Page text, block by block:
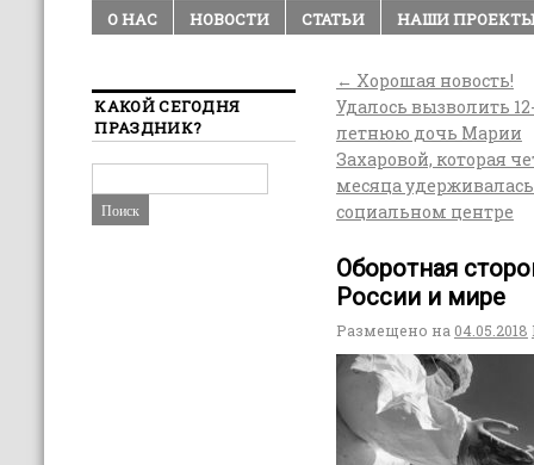
О НАС НОВОСТИ СТАТЬИ НАШИ
← Хорошая новость!
Удалось вызволить
летнюю дочь Марии
Захаровой, которая
месяца
социальном центре
Оборотная
России и мире
Размещено на 04.05.2018
КАКОЙ СЕГОДНЯ
ПРАЗДНИК?